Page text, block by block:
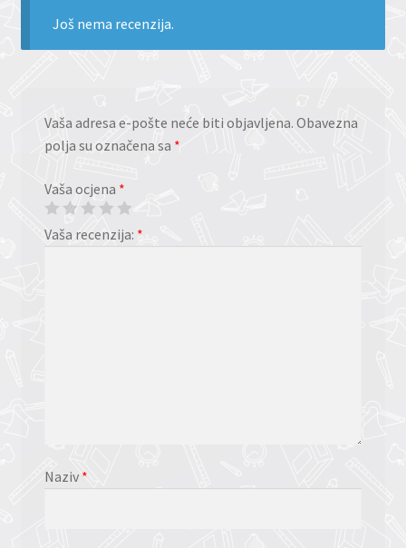
Još nema recenzija.
Vaša adresa e-pošte neće biti objavljena. Obavezna
polja su označena sa *
Vaša ocjena *
Vaša recenzija: *
Naziv*